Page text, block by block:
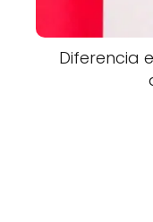
Diferencia